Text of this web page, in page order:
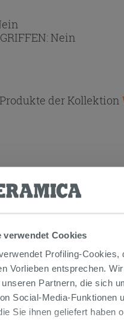
verwendet Cookies
Profiling-
Vorlieben entsprechen.
Partnern, die sich
Social-Media-
Sie ihnen geliefert haben
Nein
der Kollektion
ARTIKEL